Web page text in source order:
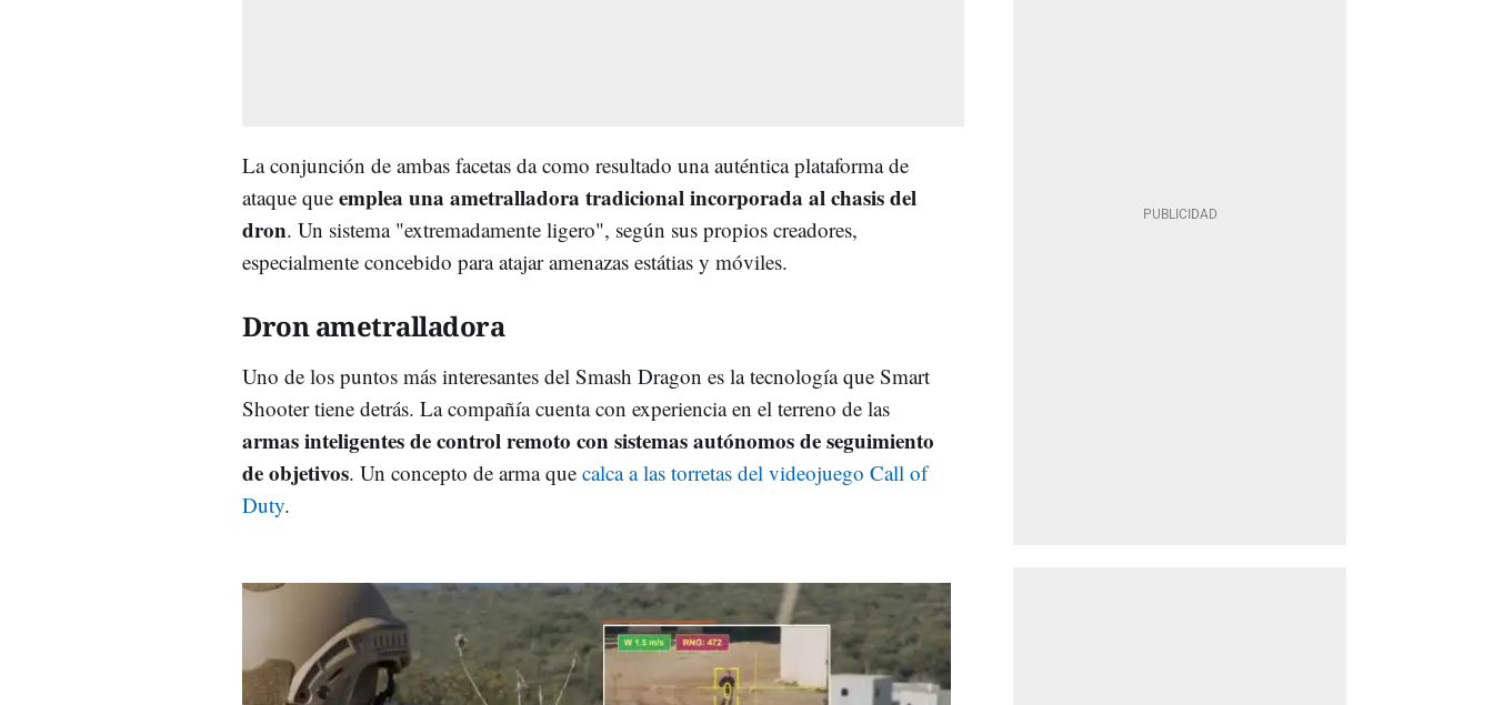
La conjunción de ambas facetas da como resultado una auténtica plataforma de
ataque que emplea una ametralladora tradicional incorporada al chasis del
dron. Un sistema "extremadamente ligero", según sus propios creadores,
especialmente concebido para atajar amenazas estátias y móviles.
Dron ametralladora
Uno de los puntos más interesantes del Smash Dragon es la tecnología que Smart
Shooter tiene detrás. La compañía cuenta con experiencia en el terreno de las
armas inteligentes de control remoto con sistemas autónomos de seguimiento
de objetivos. Un concepto de arma que calca a las torretas del videojuego Call of
Duty.